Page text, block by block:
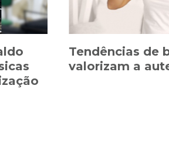
Tendências de
valorizam a